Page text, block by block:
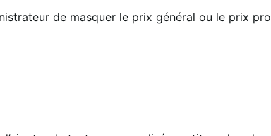
de masquer le prix général ou le prix